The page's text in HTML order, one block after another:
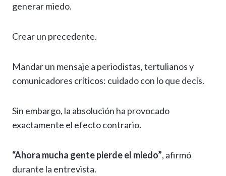
generar miedo.
Crear un precedente.
Mandar un mensaje a periodistas, tertulianos y
comunicadores críticos: cuidado con lo que decís.
Sin embargo, la absolución ha provocado
exactamente el efecto contrario.
“Ahora mucha gente pierde el miedo”, afirmó
durante la entrevista.